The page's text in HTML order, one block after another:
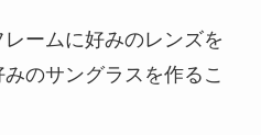
ームに好みのレンズを
のサングラスを作るこ